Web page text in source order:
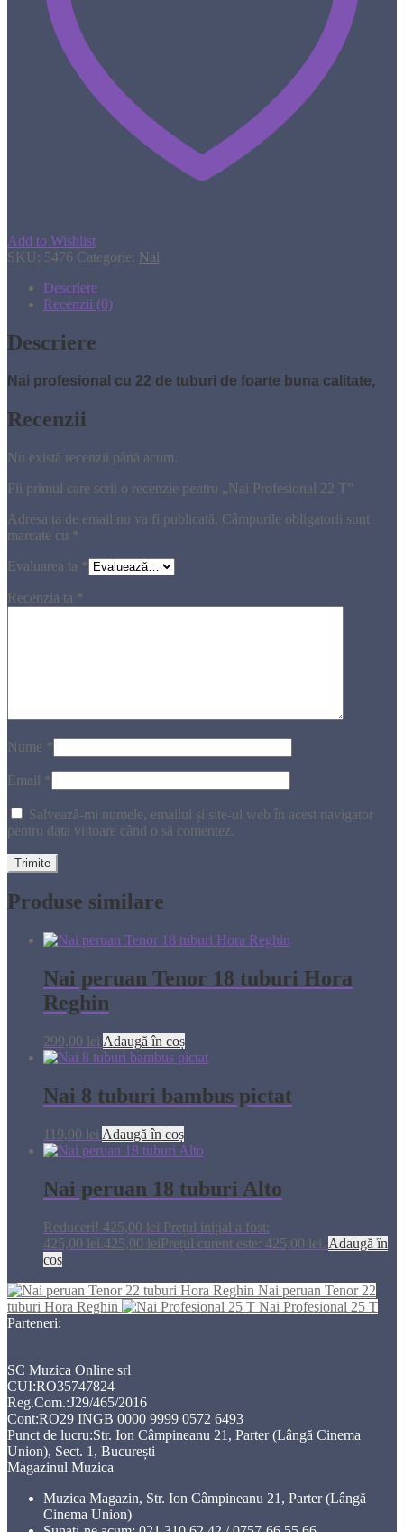
Add to Wishlist
SKU: 5476 Categorie: Nai
Descriere
Recenzii (0)
Descriere
Nai profesional cu 22 de tuburi de foarte buna calitate,
Recenzii
Nu există recenzii până acum.
Fii primul care scrii o recenzie pentru „Nai Profesional 22 T”
Adresa ta de email nu va fi publicată. Câmpurile obligatorii sunt
marcate cu *
Evaluarea ta *
Recenzia ta *
Nume *
Email *
Salvează-mi numele, emailul și site-ul web în acest navigator
pentru data viitoare când o să comentez.
Produse similare
Nai peruan Tenor 18 tuburi Hora
Reghin
299,00 lei Adaugă în coș
Nai 8 tuburi bambus pictat
119,00 lei Adaugă în coș
Nai peruan 18 tuburi Alto
Reduceri! 425,00lei Prețul inițial a fost:
425,00 lei.425,00 leiPrețul curent este: 425,00 lei. Adaugă în
coș
Nai peruan Tenor 22
tuburi Hora Reghin
Nai Profesional 25 T
Parteneri:
SC Muzica Online srl
CUI:RO35747824
Reg.Com.:J29/465/2016
Cont:RO29 INGB 0000 9999 0572 6493
Punct de lucru:Str. Ion Câmpineanu 21, Parter (Lângă Cinema
Union), Sect. 1, București
Magazinul Muzica
Muzica Magazin, Str. Ion Câmpineanu 21, Parter (Lângă
Cinema Union)